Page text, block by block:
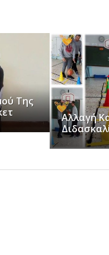
Αλλαγή
Διδασκαλία